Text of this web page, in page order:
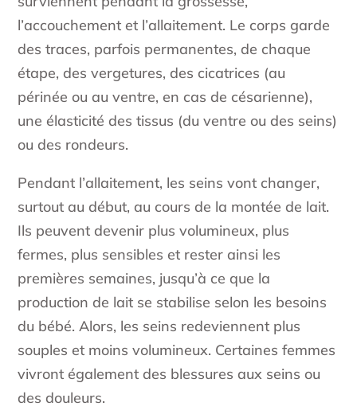
l’accouchement et l’allaitement. Le corps garde
des traces, parfois permanentes, de chaque
étape, des vergetures, des cicatrices (au
périnée ou au ventre, en cas de césarienne),
une élasticité des tissus (du ventre ou des seins)
ou des rondeurs.
Pendant l’allaitement, les seins vont changer,
surtout au début, au cours de la montée de lait.
Ils peuvent devenir plus volumineux, plus
fermes, plus sensibles et rester ainsi les
premières semaines, jusqu’à ce que la
production de lait se stabilise selon les besoins
du bébé. Alors, les seins redeviennent plus
souples et moins volumineux. Certaines femmes
vivront également des blessures aux seins ou
des douleurs.